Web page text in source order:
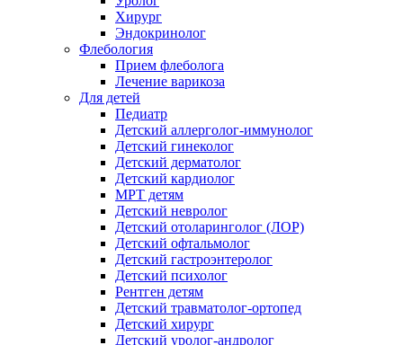
Хирург
Эндокринолог
Флебология
Прием флеболога
Лечение варикоза
Для детей
Педиатр
Детский аллерголог-иммунолог
Детский гинеколог
Детский дерматолог
Детский кардиолог
МРТ детям
Детский невролог
Детский отоларинголог (ЛОР)
Детский офтальмолог
Детский гастроэнтеролог
Детский психолог
Рентген детям
Детский травматолог-ортопед
Детский хирург
Детский уролог-андролог